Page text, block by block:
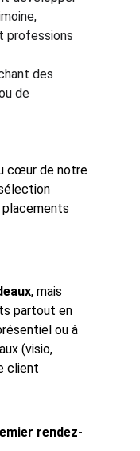
professions
des
de
cœur de notre
, mais
partout en
ou à
(visio,
client
rendez-